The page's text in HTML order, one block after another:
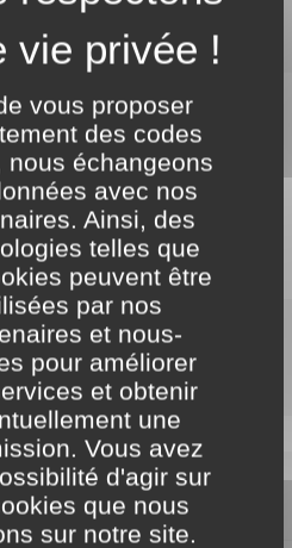
activement des codes promo
pour cette boutique.
à profiter des offres
proposées par celle-ci.
la boutique Tylko
vous proposer
des codes
nous échangeons
avec nos
Ainsi, des
telles que
peuvent être
par nos
et nous-
pour améliorer
et obtenir
une
Vous avez
d'agir sur
que nous
sur notre site.